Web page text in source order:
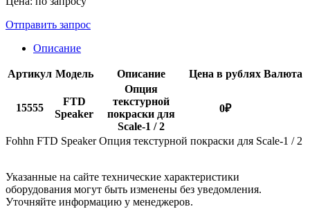
Отправить запрос
Описание
Артикул Модель Описание Цена в рублях Валюта
15555
FTD
Speaker
Опция
текстурной
покраски для
Scale-1 / 2
0₽
Fohhn FTD Speaker Опция текстурной покраски для Scale-1 / 2
Указанные на сайте технические характеристики
оборудования могут быть изменены без уведомления.
Уточняйте информацию у менеджеров.